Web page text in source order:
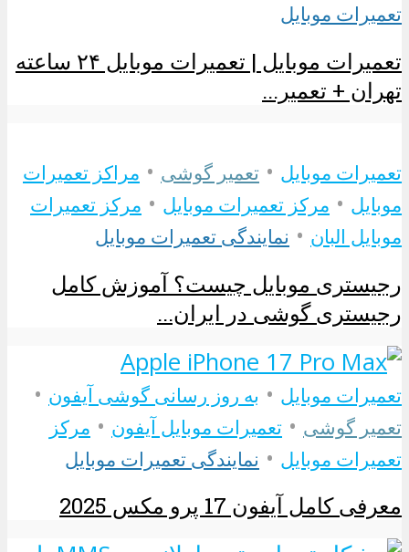
تعمیرات موبایل
تعمیرات موبایل | تعمیرات موبایل ۲۴ ساعته
تهران + تعمیر...
تعمیرات موبایل • تعمیر گوشی • مراکز تعمیرات
موبایل • مرکز تعمیرات موبایل • مرکز تعمیرات
موبایل البان • نمایندگی تعمیرات موبایل
رجیستری موبایل چیست؟ آموزش کامل
رجیستری گوشی در ایران...
تعمیرات موبایل • به روز رسانی گوشی آیفون •
تعمیر گوشی • تعمیرات موبایل آیفون • مرکز
تعمیرات موبایل • نمایندگی تعمیرات موبایل
معرفی کامل آیفون 17 پرو مکس 2025